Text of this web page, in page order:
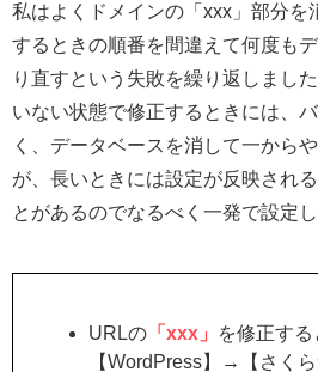
私はよくドメインの「xxx」部分を
するときの順番を間違えて何度も
り直すという失敗を繰り返しまし
いない状態で修正するときには、
く、データベースを消して一から
が、長いときには設定が反映され
とがあるのでなるべく一発で設定
URLの「xxx」
を修正する
【WordPress】→【さく